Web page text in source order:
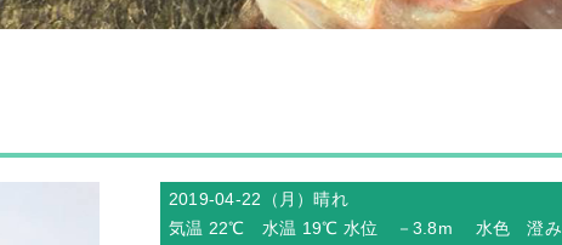
2019-04-22（月）晴れ
気温 22℃ 水温 19℃ 水位 －3.8m 水色 澄み